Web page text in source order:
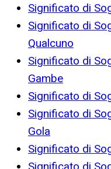
Significato di
Significato di
Qualcuno
Significato di
Gambe
Significato di
Significato di
Gola
Significato di